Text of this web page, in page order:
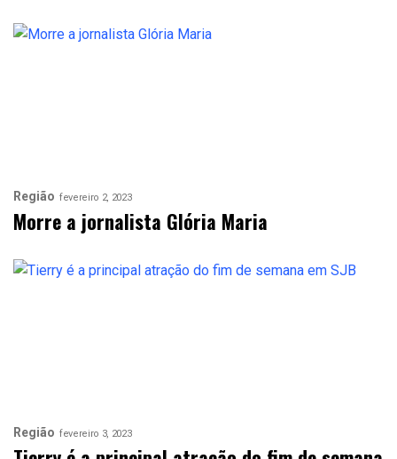
Região fevereiro 2, 2023
Morre a jornalista Glória Maria
Região fevereiro 3, 2023